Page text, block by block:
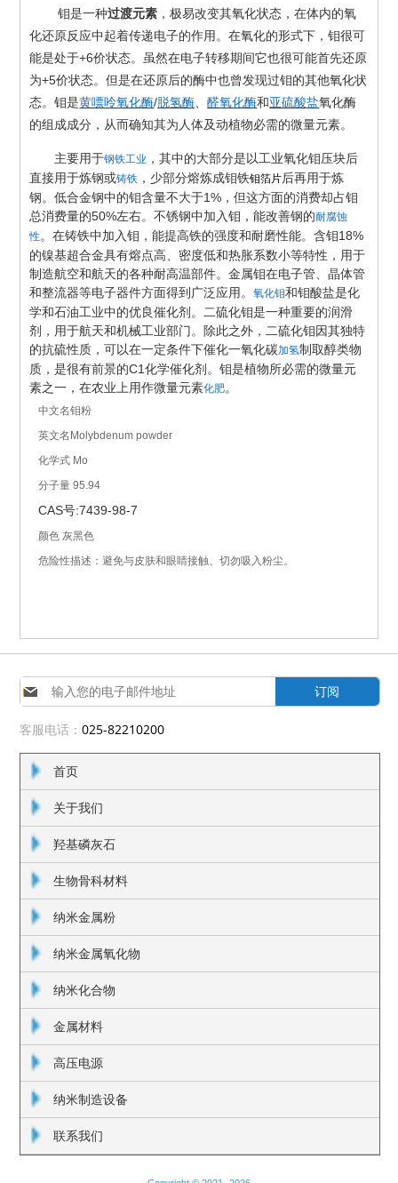
钼是一种过渡元素 ，极易改变其氧化状态，在体内的氧
化还原反应中起着传递电子的作用。在氧化的形式下，钼很可
能是处于+6价状态。虽然在电子转移期间它也很可能首先还原
为+5价状态。但是在还原后的酶中也曾发现过钼的其他氧化状
态。钼是黄嘌呤氧化酶/脱氢酶、醛氧化酶和 亚硫酸盐氧化酶
的组成成分，从而确知其为人体及动植物必需的微量元素。
主要用于钢铁工业 ，其中的大部分是以工业氧化钼压块后
直接用于炼钢或铸铁 ，少部分熔炼成钼铁钼箔片后再用于炼
钢。低合金钢中的钼含量不大于1% ，但这方面的消费却占钼
总消费量的50%左右。不锈钢中加入钼，能改善钢的耐腐蚀
性。在铸铁中加入钼，能提高铁的强度和耐磨性能。含钼 18%
的镍基超合金具有熔点高、密度低和热胀系数小等特性，用于
制造航空和航天的各种耐高温部件。金属钼在电子管、晶体管
和整流器等电子器件方面得到广泛应用。氧化钼和钼酸盐是化
学和石油工业中的优良催化剂。二硫化钼是一种重要的润滑
剂，用于航天和机械工业部门。除此之外，二硫化钼因其独特
的抗硫性质，可以在一定条件下催化一氧化碳加氢制取醇类物
质，是很有前景的C1化学催化剂。钼是植物所必需的微量元
素之一，在农业上用作微量元素化肥。
中文名钼粉
英文名 Molybdenum powder
化学式 Mo
分子量 95.94
CAS号:7439-98-7
颜色 灰黑色
危险性描述 ：避免与皮肤和眼睛接触、切勿吸入粉尘。
订阅
客服电话：025-82210200
首页
关于我们
羟基磷灰石
生物骨科材料
纳米金属粉
纳米金属氧化物
纳米化合物
金属材料
高压电源
纳米制造设备
联系我们